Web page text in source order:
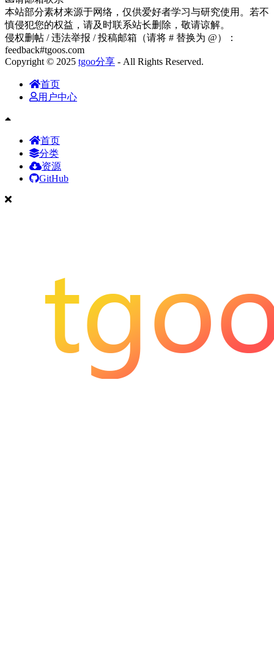
本站部分素材来源于网络，仅供爱好者学习与研究使用。若不
慎侵犯您的权益，请及时联系站长删除，敬请谅解。
侵权删帖 / 违法举报 / 投稿邮箱（请将 # 替换为 @）：
feedback#tgoos.com
Copyright © 2025 tgoo分享 - All Rights Reserved.
首页
用户中心
首页
分类
资源
GitHub